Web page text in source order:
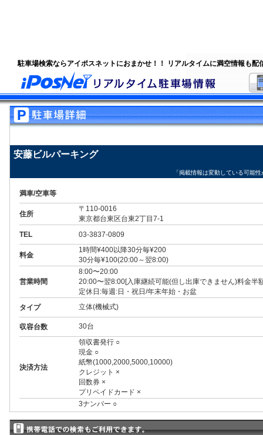
駐車場検索ならアイポスネットにおまかせ！！ リアルタイムに満空情報も配
安藤ビルパーキング
「掲載情報は変動している可能
満車/空車等
住所
〒110-0016
東京都台東区台東2丁目7-1
TEL
03-3837-0809
料金
1時間¥400以降30分毎¥200
30分毎¥100(20:00～翌8:00)
営業時間
8:00〜20:00
20:00〜翌8:00[入庫継続可能(但し出庫できません)料金半
定休日:毎週:日・祝日/年末年始・お盆
タイプ
立体(機械式)
収容台数 30台
決済方法
領収書発行 ○
現金 ○
紙幣(1000,2000,5000,10000)
クレジット ×
回数券 ×
プリペイドカード ×
3ナンバー ○
RV ×
1BOX ×
外車 ○